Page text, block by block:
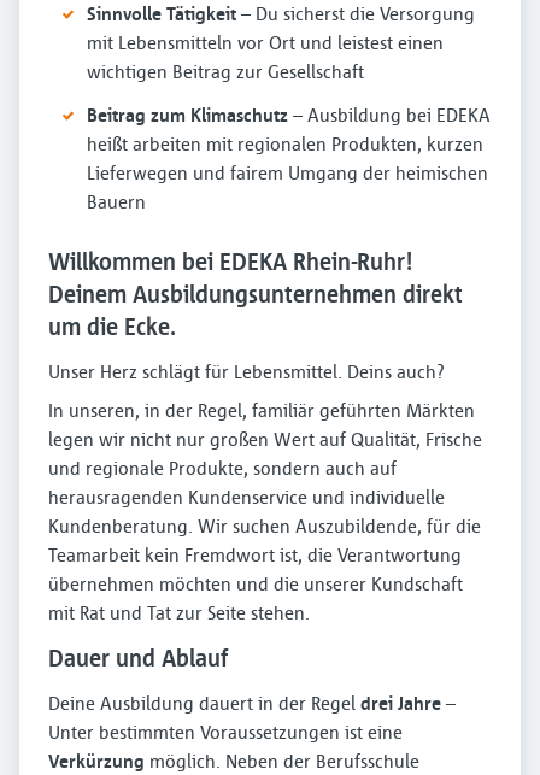
Sinnvolle Tätigkeit – Du sicherst die Versorgung
mit Lebensmitteln vor Ort und leistest einen
wichtigen Beitrag zur Gesellschaft
Beitrag zum Klimaschutz – Ausbildung bei EDEKA
heißt arbeiten mit regionalen Produkten, kurzen
Lieferwegen und fairem Umgang der heimischen
Bauern
Willkommen bei EDEKA Rhein-Ruhr!
Deinem Ausbildungsunternehmen direkt
um die Ecke.
Unser Herz schlägt für Lebensmittel. Deins auch?
In unseren, in der Regel, familiär geführten Märkten
legen wir nicht nur großen Wert auf Qualität, Frische
und regionale Produkte, sondern auch auf
herausragenden Kundenservice und individuelle
Kundenberatung. Wir suchen Auszubildende, für die
Teamarbeit kein Fremdwort ist, die Verantwortung
übernehmen möchten und die unserer Kundschaft
mit Rat und Tat zur Seite stehen.
Dauer und Ablauf
Deine Ausbildung dauert in der Regel drei Jahre –
Unter bestimmten Voraussetzungen ist eine
Verkürzung möglich. Neben der Berufsschule